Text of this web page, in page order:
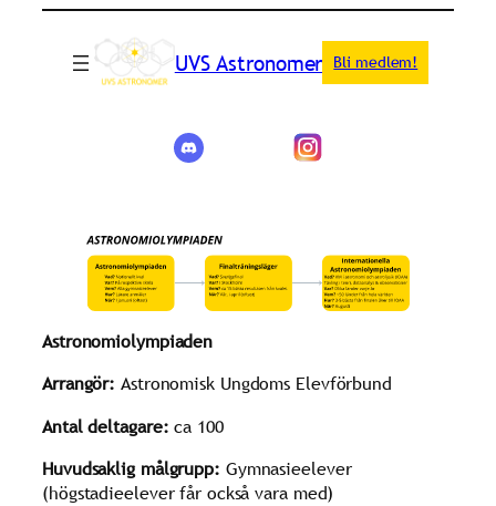
UVS Astronomer Bli medlem!
Astronomiolympiaden
Arrangör: Astronomisk Ungdoms Elevförbund
Antal deltagare: ca 100
Huvudsaklig målgrupp: Gymnasieelever
(högstadieelever får också vara med)